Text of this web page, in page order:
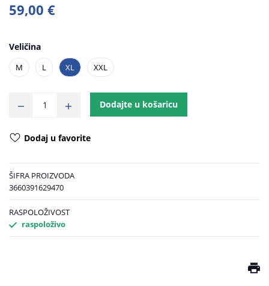
59,00 €
Veličina
M L XL XXL
Dodajte u košaricu
Dodaj u favorite
ŠIFRA PROIZVODA
3660391629470
RASPOLOŽIVOST
raspoloživo